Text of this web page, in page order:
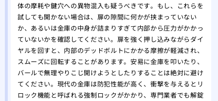
体の摩耗や鍵穴への異物混入も疑うべきです。もし、これらを
試しても開かない場合は、扉の隙間に何かが挟まっていない
か、あるいは金庫の中身が詰まりすぎて内部から圧力がかかっ
ていないかを確認してください。扉を強く押し込みながらダイ
ヤルを回すと、内部のデッドボルトにかかる摩擦が軽減され、
スムーズに回転することがあります。安易に金庫を叩いたり、
バールで無理やりこじ開けようとしたりすることは絶対に避け
てください。現代の金庫は防犯性能が高く、衝撃を与えるとリ
ロック機能と呼ばれる強制ロックがかかり、専門業者でも解錠